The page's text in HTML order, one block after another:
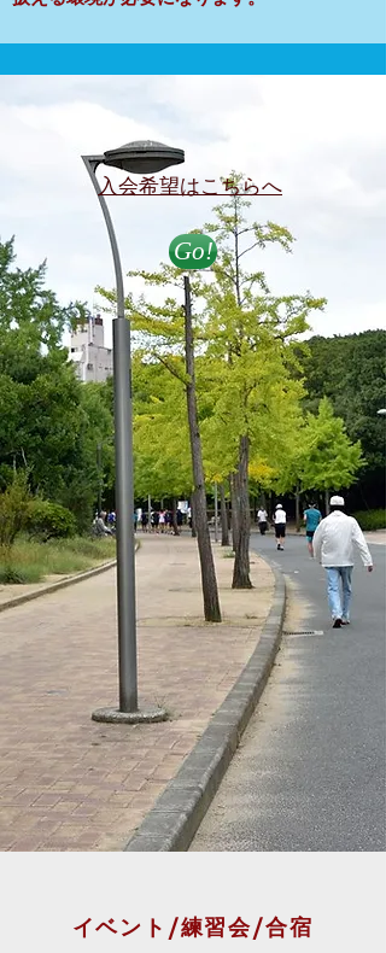
​入会希望はこちらへ
Go!
イベント/練習会/合宿